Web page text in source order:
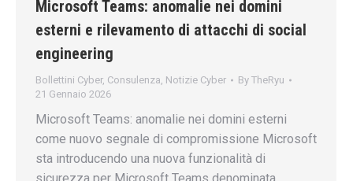
Microsoft Teams: anomalie nei domini
esterni e rilevamento di attacchi di social
engineering
Bollettini Cyber, Consulenza, Notizie Cyber By TheRyu
21 Gennaio 2026
Microsoft Teams: anomalie nei domini esterni
come nuovo segnale di compromissione Microsoft
sta introducendo una nuova funzionalità di